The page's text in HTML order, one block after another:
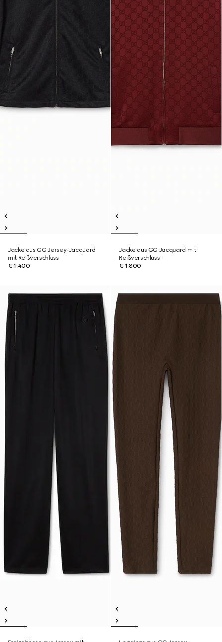
Jacke aus GG Jersey-Jacquard
mit Reißverschluss
€ 1.400
Jacke aus GG Jacquard mit
Reißverschluss
€ 1.800